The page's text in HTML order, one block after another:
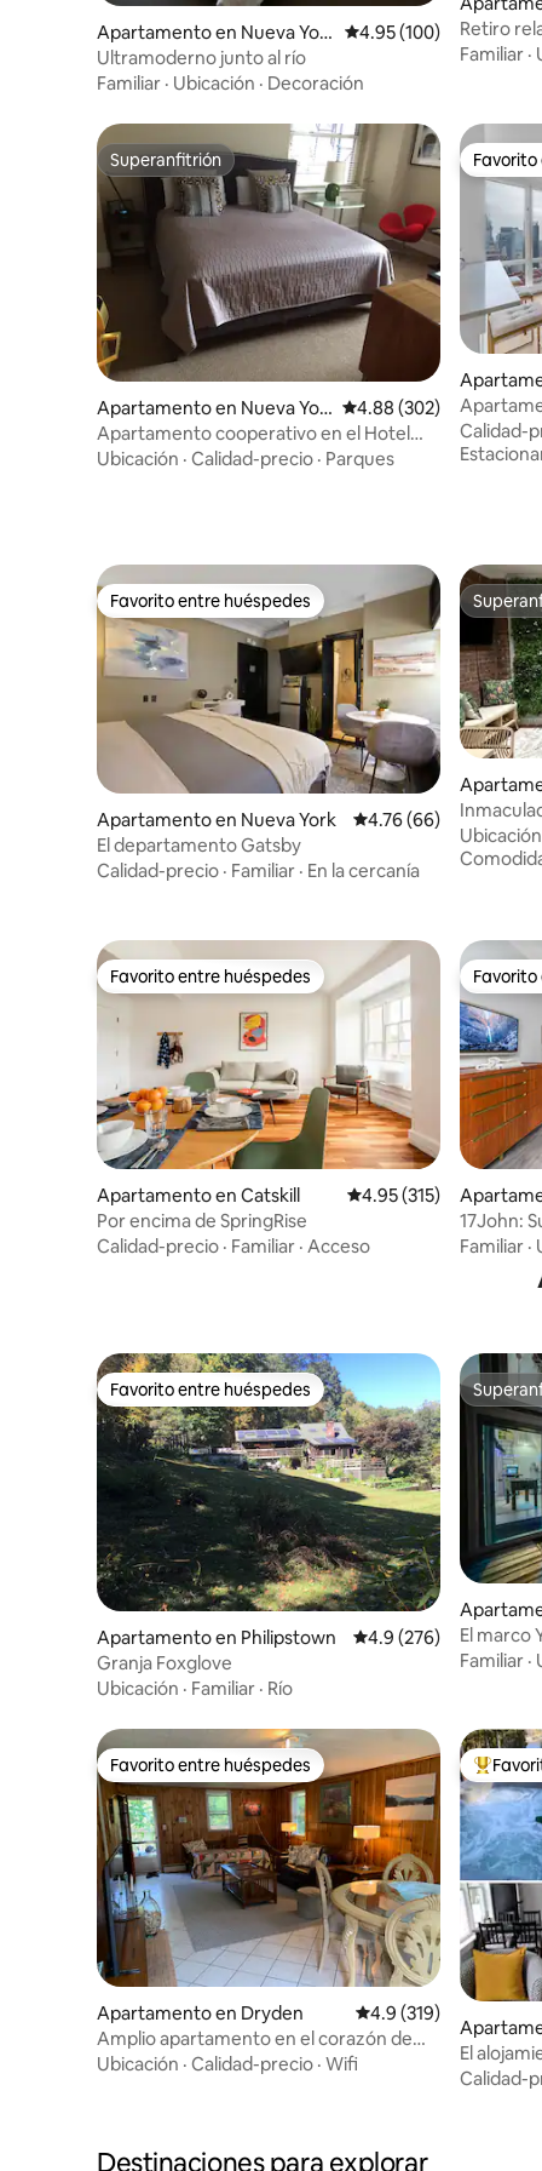
Apartamento en Nueva Yor
k
Calificación promedio:
4.95 (100)
Ultramoderno junto al río
Familiar · Ubicación · Decoración
Retiro
y paseo
Familiar ·
Superanfitrión
Superanfitrión
Apartamento en Nueva Yor
k
Calificación promedio:
4.88 (302)
Apartamento cooperativo en el Hotel
Lombardy, 300 pies cuadrados.
Ubicación · Calidad-precio · Parques
baños |
Calidad-
Favorito entre huéspedes
Favorito entre huéspedes
Apartamento en Nueva York Calificación promedio:
4.76 (66)
El departamento Gatsby
Calidad-precio · Familiar · En la cercanía
Ubicación
Favorito entre huéspedes
Favorito entre huéspedes
Apartamento en Catskill Calificación promedio:
4.95 (315)
Por encima de SpringRise
Calidad-precio · Familiar · Acceso
k
17John:
king y
Familiar ·
Favorito entre huéspedes
Favorito entre huéspedes
Apartamento en Philipstown Calificación
4.9 (276)
Granja Foxglove
Ubicación · Familiar · Río
t
El marco
jacuzzi y
Familiar ·
Favorito entre huéspedes
Favorito entre huéspedes
Apartamento en Dryden Calificación promedio:
4.9 (319)
Amplio apartamento en el corazón de
Finger Lakes
Ubicación · Calidad-precio · Wifi
El
jacuzzi
Calidad-
Destinaciones para explorar